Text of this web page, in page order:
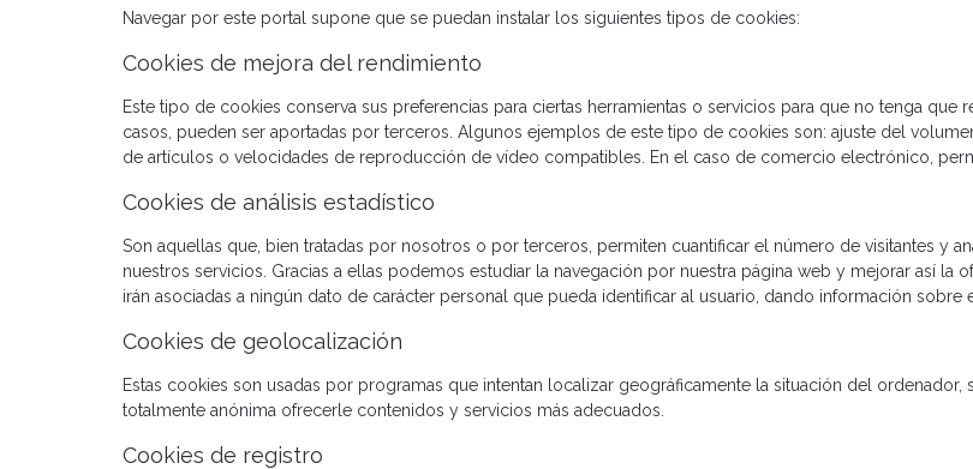
Navegar por este portal supone que se puedan instalar los siguientes tipos de cookies:
Cookies de mejora del rendimiento
Este tipo de cookies conserva sus preferencias para ciertas herramientas o servicios para que no tenga
casos, pueden ser aportadas por terceros. Algunos ejemplos de este tipo de cookies son: ajuste del
de artículos o velocidades de reproducción de vídeo compatibles. En el caso de comercio electrónico,
Cookies de análisis estadístico
Son aquellas que, bien tratadas por nosotros o por terceros, permiten cuantificar el número de visitantes y
nuestros servicios. Gracias a ellas podemos estudiar la navegación por nuestra página web y mejorar así
irán asociadas a ningún dato de carácter personal que pueda identificar al usuario, dando información
Cookies de geolocalización
Estas cookies son usadas por programas que intentan localizar geográficamente la situación del
totalmente anónima ofrecerle contenidos y servicios más adecuados.
Cookies de registro